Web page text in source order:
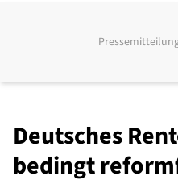
Deutsches
bedingt